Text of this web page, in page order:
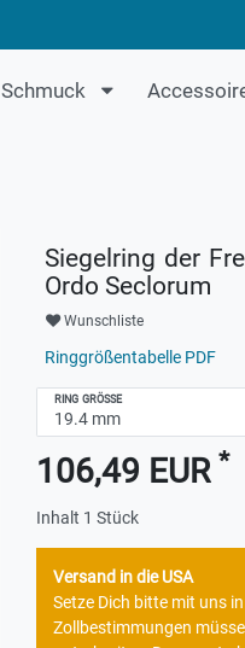
Schmuck
Siegelring der
Ordo Seclorum
Wunschliste
Ringgrößentabelle PDF
RING GRÖSSE
106,49 EUR *
Inhalt 1 Stück
Versand in die USA
Setze Dich bitte mit uns
Zollbestimmungen